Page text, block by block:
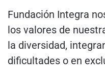
Fundación Integra
los valores de
la diversidad,
dificultades o en